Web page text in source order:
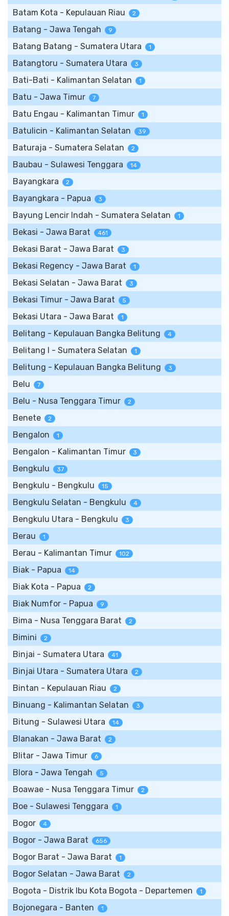
Batam Kota - Kepulauan Riau
2
Batang - Jawa Tengah 9
Batang Batang - Sumatera Utara 1
Batangtoru - Sumatera Utara 3
Bati-Bati - Kalimantan Selatan 1
Batu - Jawa Timur 7
Batu Engau - Kalimantan Timur 1
Batulicin - Kalimantan Selatan 39
Baturaja - Sumatera Selatan 2
Baubau - Sulawesi Tenggara 14
Bayangkara 2
Bayangkara - Papua 3
Bayung Lencir Indah - Sumatera Selatan 1
Bekasi - Jawa Barat 461
Bekasi Barat - Jawa Barat 3
Bekasi Regency - Jawa Barat 1
Bekasi Selatan - Jawa Barat 3
Bekasi Timur - Jawa Barat 5
Bekasi Utara - Jawa Barat 1
Belitang - Kepulauan Bangka Belitung 4
Belitang I - Sumatera Selatan 1
Belitung - Kepulauan Bangka Belitung 3
Belu 7
Belu - Nusa Tenggara Timur 2
Benete 2
Bengalon 1
Bengalon - Kalimantan Timur 3
Bengkulu 37
Bengkulu - Bengkulu 15
Bengkulu Selatan - Bengkulu 4
Bengkulu Utara - Bengkulu 3
Berau 1
Berau - Kalimantan Timur 102
Biak - Papua 14
Biak Kota - Papua 2
Biak Numfor - Papua 9
Bima - Nusa Tenggara Barat 2
Bimini 2
Binjai - Sumatera Utara 41
Binjai Utara - Sumatera Utara 2
Bintan - Kepulauan Riau 2
Binuang - Kalimantan Selatan 3
Bitung - Sulawesi Utara 14
Blanakan - Jawa Barat 2
Blitar - Jawa Timur 6
Blora - Jawa Tengah 5
Boawae - Nusa Tenggara Timur 2
Boe - Sulawesi Tenggara 1
Bogor 4
Bogor - Jawa Barat 656
Bogor Barat - Jawa Barat 1
Bogor Selatan - Jawa Barat 2
Bogota - Distrik Ibu Kota Bogota - Departemen 1
Bojonegara - Banten 1